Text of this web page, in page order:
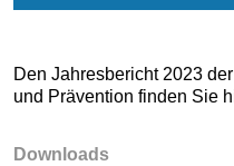
Den Jahresbericht 2023
und Prävention finden Sie
Downloads